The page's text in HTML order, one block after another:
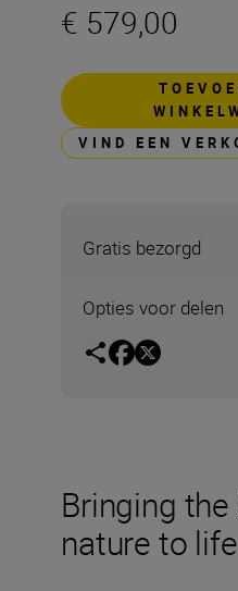
€ 579,00
VIND EEN
Gratis bezorgd
Opties voor delen
Bringing
nature to life